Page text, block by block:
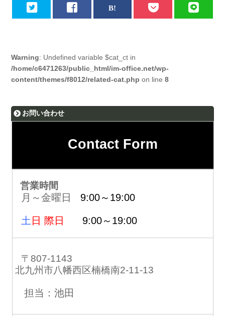
Warning: Undefined variable $cat_ct in
/home/c6471263/public_html/im-office.net/wp-
content/themes/f8012/related-cat.php on line8
お問い合わせ
Contact Form
営業時間
月～金曜日 9:00～19:00
土 日 際日 9:00～19:00
〒807-1143
北九州市八幡西区楠橋南2-11-13
担当：池田